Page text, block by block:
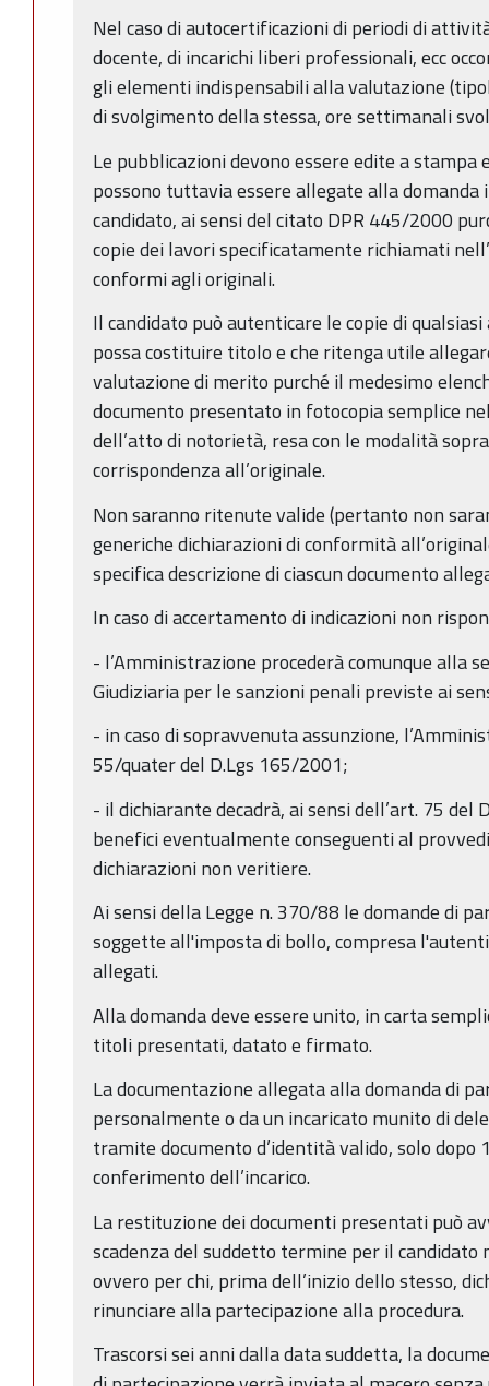
Nel caso di autocertificazioni di periodi di
docente, di incarichi liberi professionali, ecc
gli elementi indispensabili alla valutazione
di svolgimento della stessa, ore settimanali
Le pubblicazioni devono essere edite a
possono tuttavia essere allegate alla
candidato, ai sensi del citato DPR 445/2000
copie dei lavori specificatamente richiamati
conformi agli originali.
Il candidato può autenticare le copie di
possa costituire titolo e che ritenga utile
valutazione di merito purché il medesimo
documento presentato in fotocopia semplice
dell’atto di notorietà, resa con le modalità
corrispondenza all’originale.
Non saranno ritenute valide (pertanto non
generiche dichiarazioni di conformità
specifica descrizione di ciascun documento
In caso di accertamento di indicazioni non
- l’Amministrazione procederà comunque alla
Giudiziaria per le sanzioni penali previste ai
- in caso di sopravvenuta assunzione,
55/quater del D.Lgs 165/2001;
- il dichiarante decadrà, ai sensi dell’art. 75 del
benefici eventualmente conseguenti al
dichiarazioni non veritiere.
Ai sensi della Legge n. 370/88 le domande di
soggette all'imposta di bollo, compresa
allegati.
Alla domanda deve essere unito, in carta
titoli presentati, datato e firmato.
La documentazione allegata alla domanda di
personalmente o da un incaricato munito di
tramite documento d’identità valido, solo dopo
conferimento dell’incarico.
La restituzione dei documenti presentati può
scadenza del suddetto termine per il candidato
ovvero per chi, prima dell’inizio dello stesso,
rinunciare alla partecipazione alla procedura.
Trascorsi sei anni dalla data suddetta, la